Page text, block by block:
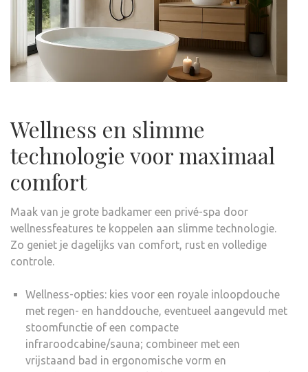
Wellness en slimme
technologie voor maximaal
comfort
Maak van je grote badkamer een privé-spa door
wellnessfeatures te koppelen aan slimme technologie.
Zo geniet je dagelijks van comfort, rust en volledige
controle.
Wellness-opties: kies voor een royale inloopdouche
met regen- en handdouche, eventueel aangevuld met
stoomfunctie of een compacte
infraroodcabine/sauna; combineer met een
vrijstaand bad in ergonomische vorm en